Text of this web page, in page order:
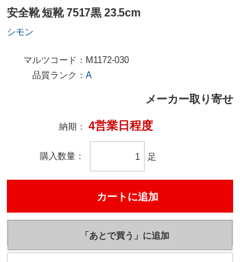
安全靴 短靴 7517黒 23.5cm
シモン
マルツコード： M1172-030
品質ランク： A
メーカー取り寄せ
納期： 4営業日程度
購入数量 足